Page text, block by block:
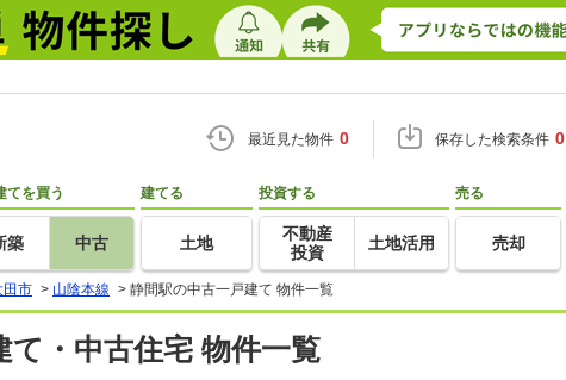
最近見た物件 0 保存した検索条件 0
てを買う
築 中古
建てる
土地
投資する
不動産
投資
土地活用
売る
売却
田市 > 山陰本線 > 静間駅の中古一戸建て 物件一覧
て・中古住宅 物件一覧